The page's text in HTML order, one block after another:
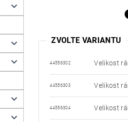
ZVOLTE VARIANTU
44556302 Velikost
44556303 Velikost
44556304 Velikost